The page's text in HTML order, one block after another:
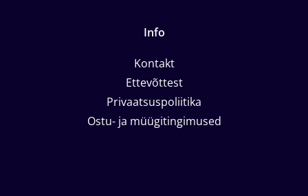
Info
Kontakt
Ettevõttest
Privaatsuspoliitika
Ostu- ja müügitingimused